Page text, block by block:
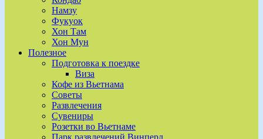
Намзу
Фукуок
Хон Там
Хон Мун
Полезное
Подготовка к поездке
Виза
Кофе из Вьетнама
Советы
Развлечения
Сувениры
Розетки во Вьетнаме
Парк развлечений Винперл